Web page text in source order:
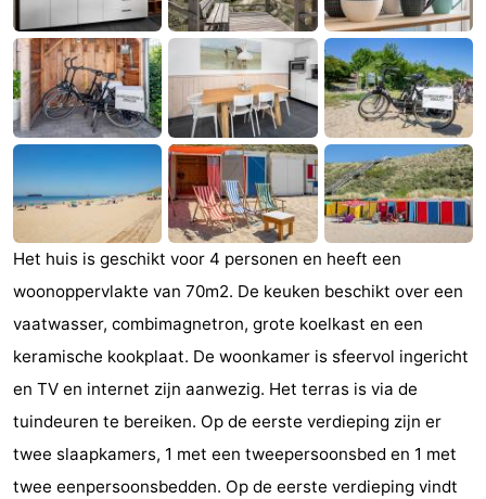
Monumenten
-
Kerken
-
Vuurtorens
-
Uitkijkpunten
Attracties
Speeltuinen
Binnenspeeltuinen
-
Bowlen
Wellness
centra
Dorpen
Natuur
Het huis is geschikt voor 4 personen en heeft een
woonoppervlakte van 70m2. De keuken beschikt over een
vaatwasser, combimagnetron, grote koelkast en een
keramische kookplaat. De woonkamer is sfeervol ingericht
en TV en internet zijn aanwezig. Het terras is via de
tuindeuren te bereiken. Op de eerste verdieping zijn er
twee slaapkamers, 1 met een tweepersoonsbed en 1 met
twee eenpersoonsbedden. Op de eerste verdieping vindt